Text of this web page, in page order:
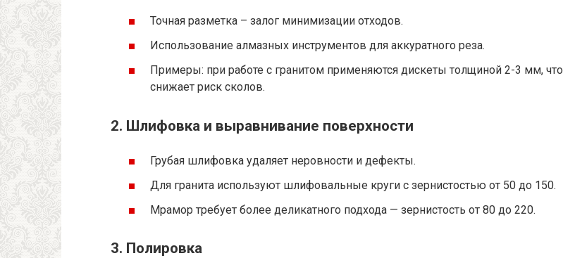
Точная разметка – залог минимизации отходов.
Использование алмазных инструментов для аккуратного реза.
Примеры: при работе с гранитом применяются дискеты толщиной 2-3 мм, что
снижает риск сколов.
2. Шлифовка и выравнивание поверхности
Грубая шлифовка удаляет неровности и дефекты.
Для гранита используют шлифовальные круги с зернистостью от 50 до 150.
Мрамор требует более деликатного подхода — зернистость от 80 до 220.
3. Полировка